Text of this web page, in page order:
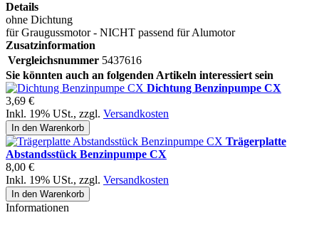
Details
ohne Dichtung
für Graugussmotor - NICHT passend für Alumotor
Zusatzinformation
Vergleichsnummer 5437616
Sie könnten auch an folgenden Artikeln interessiert sein
Dichtung Benzinpumpe CX
3,69 €
Inkl. 19% USt., zzgl. Versandkosten
In den Warenkorb
Trägerplatte
Abstandsstück Benzinpumpe CX
8,00 €
Inkl. 19% USt., zzgl. Versandkosten
In den Warenkorb
Informationen